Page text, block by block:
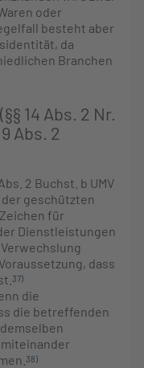
oder
besteht aber
da
Branchen
14 Abs. 2 Nr.
Abs. 2
2 Buchst. b UMV
geschützten
für
Dienstleistungen
dass
37)
die
die betreffenden
38)